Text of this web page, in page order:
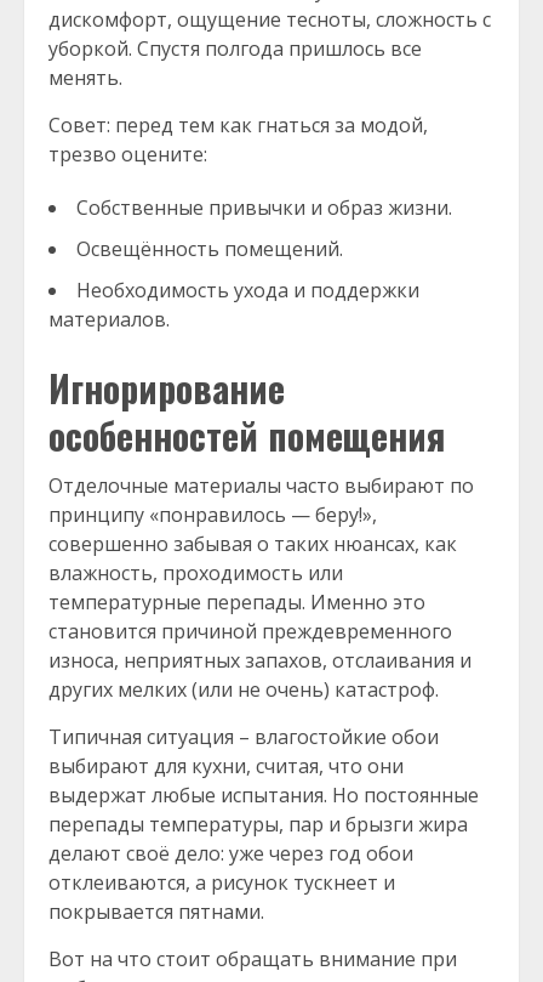
дискомфорт, ощущение тесноты, сложность с
уборкой. Спустя полгода пришлось все
менять.
Совет: перед тем как гнаться за модой,
трезво оцените:
Собственные привычки и образ жизни.
Освещённость помещений.
Необходимость ухода и поддержки
материалов.
Игнорирование
особенностей помещения
Отделочные материалы часто выбирают по
принципу «понравилось — беру!»,
совершенно забывая о таких нюансах, как
влажность, проходимость или
температурные перепады. Именно это
становится причиной преждевременного
износа, неприятных запахов, отслаивания и
других мелких (или не очень) катастроф.
Типичная ситуация – влагостойкие обои
выбирают для кухни, считая, что они
выдержат любые испытания. Но постоянные
перепады температуры, пар и брызги жира
делают своё дело: уже через год обои
отклеиваются, а рисунок тускнеет и
покрывается пятнами.
Вот на что стоит обращать внимание при